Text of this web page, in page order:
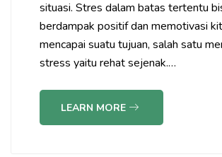
situasi. Stres dalam batas tertentu
berdampak positif dan memotivasi
mencapai suatu tujuan, salah satu
stress yaitu rehat sejenak.…
LEARN MORE